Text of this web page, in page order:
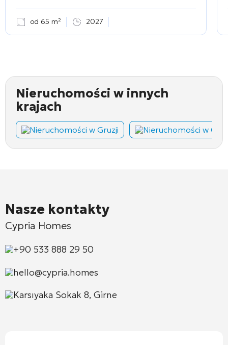
od 65 m² 2027
Nieruchomości w innych
krajach
Nieruchomości w Gruzji Nieruchomości w
Nasze kontakty
Cypria Homes
+90 533 888 29 50
hello@cypria.homes
Karsıyaka Sokak 8, Girne